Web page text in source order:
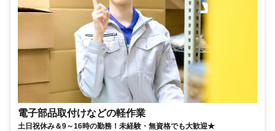
電子部品取付けなどの軽作業
土日祝休み＆9～16時の勤務！未経験・無資格でも大歓迎★